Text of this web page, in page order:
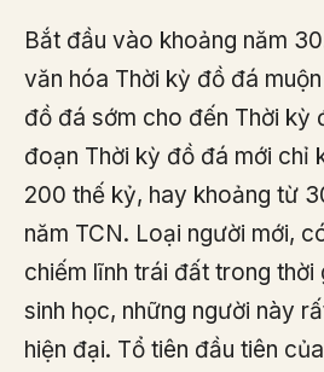
Bắt đầu vào khoảng năm
văn hóa Thời kỳ đồ đá
đồ đá sớm cho đến Thời kỳ
đoạn Thời kỳ đồ đá mới chỉ
200 thế kỷ, hay khoảng từ
năm TCN. Loại người mới,
chiếm lĩnh trái đất trong thời
sinh học, những người này
hiện đại. Tổ tiên đầu tiên